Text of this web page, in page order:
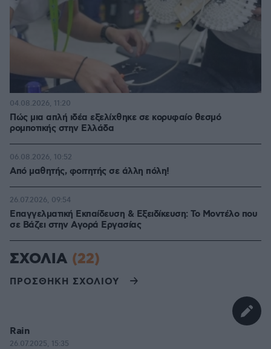
Πώς μια απλή ιδέα εξελίχθηκε σε κορυφαίο θεσμό
ρομποτικής στην Ελλάδα
04.08.2026, 11:20
Από μαθητής, φοιτητής σε άλλη πόλη!
06.08.2026, 10:52
Επαγγελματική Εκπαίδευση & Εξειδίκευση: Το Mοντέλο που
σε Bάζει στην Aγορά Eργασίας
26.07.2026, 09:54
ΣΧΟΛΙΑ (22)
ΠΡΟΣΘΗΚΗ ΣΧΟΛΙΟΥ
Rain
26.07.2025, 15:35